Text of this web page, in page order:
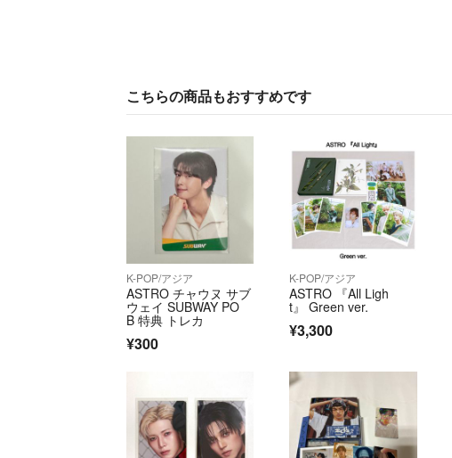
こちらの商品もおすすめです
K-POP/アジア
ASTRO チャウヌ サブ
ウェイ SUBWAY PO
B 特典 トレカ
¥300
K-POP/アジア
ASTRO 『All Ligh
t』 Green ver.
¥3,300